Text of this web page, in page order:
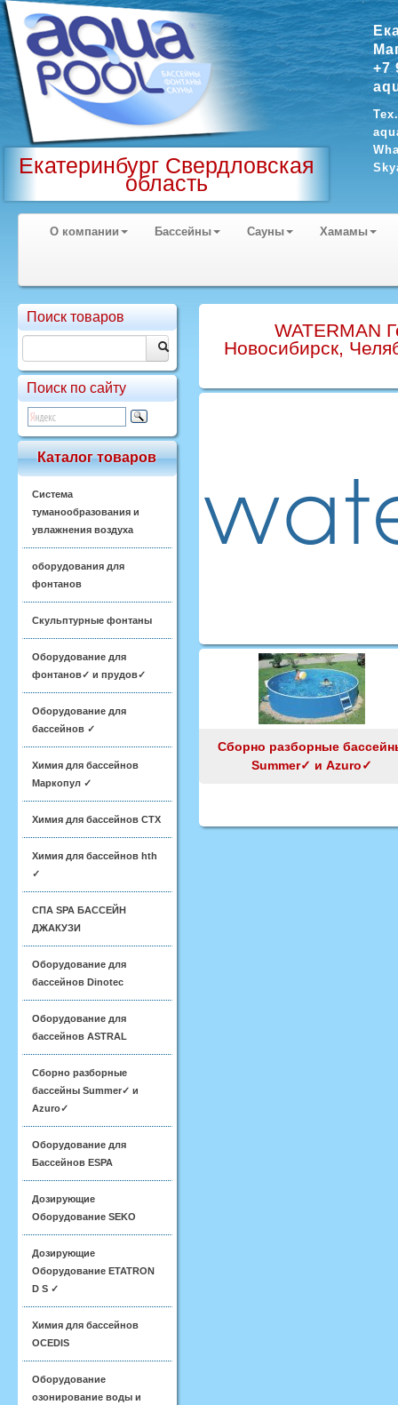
Екатеринбург Свердловская
область
+7
О компании Бассейны Сауны Хамамы
Поиск товаров
Поиск по сайту
Каталог товаров
Система
туманообразования и
увлажнения воздуха
оборудования для
фонтанов
Скульптурные фонтаны
Оборудование для
фонтанов✓ и прудов✓
Оборудование для
бассейнов ✓
Химия для бассейнов
Маркопул ✓
Химия для бассейнов CTX
Химия для бассейнов hth
✓
СПА SPA БАССЕЙН
ДЖАКУЗИ
Оборудование для
бассейнов Dinotec
Оборудование для
бассейнов ASTRAL
Сборно разборные
бассейны Summer✓ и
Azuro✓
Оборудование для
Бассейнов ESPA
Дозирующие
Оборудование SEKO
Дозирующие
Оборудование ETATRON
D S ✓
Химия для бассейнов
OCEDIS
Оборудование
озонирование воды и
WATERMAN
Новосибирск,
Сборно разборные
Summer✓ и Azuro✓